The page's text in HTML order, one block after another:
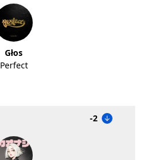
Głos
Perfect
-2